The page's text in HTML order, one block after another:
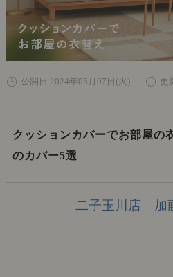
公開日 2024年05月07日(火) 更
クッションカバーでお部屋の
のカバー5選
二子玉川店 加